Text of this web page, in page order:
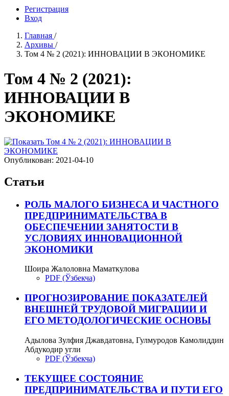
Регистрация
Вход
Главная /
Архивы /
Том 4 № 2 (2021): ИННОВАЦИИ В ЭКОНОМИКЕ
Том 4 № 2 (2021):
ИННОВАЦИИ В
ЭКОНОМИКЕ
Опубликован: 2021-04-10
Статьи
РОЛЬ МАЛОГО БИЗНЕСА И ЧАСТНОГО
ПРЕДПРИНИМАТЕЛЬСТВА В
ОБЕСПЕЧЕНИИ ЗАНЯТОСТИ В
УСЛОВИЯХ ИННОВАЦИОННОЙ
ЭКОНОМИКИ
Шоира Жалоловна Маматкулова
PDF (Ўзбекча)
ПРОГНОЗИРОВАНИЕ ПОКАЗАТЕЛЕЙ
ВНЕШНЕЙ ТРУДОВОЙ МИГРАЦИИ И
ЕГО МЕТОДОЛОГИЧЕСКИЕ ОСНОВЫ
Адылова Зулфия Джавдатовна, Гулмуродов Камолиддин
Абдукодир угли
PDF (Ўзбекча)
ТЕКУЩЕЕ СОСТОЯНИЕ
ПРЕДПРИНИМАТЕЛЬСТВА И ПУТИ ЕГО